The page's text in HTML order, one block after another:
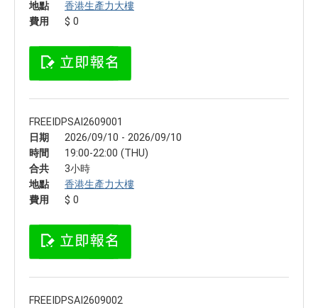
地點
香港生產力大樓
費用
$ 0
FREEIDPSAI2609001
日期
2026/09/10 - 2026/09/10
時間
19:00-22:00 (THU)
合共
3小時
地點
香港生產力大樓
費用
$ 0
FREEIDPSAI2609002